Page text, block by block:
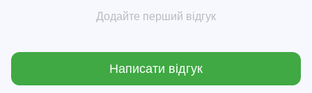
Додайте перший відгук
Написати відгук